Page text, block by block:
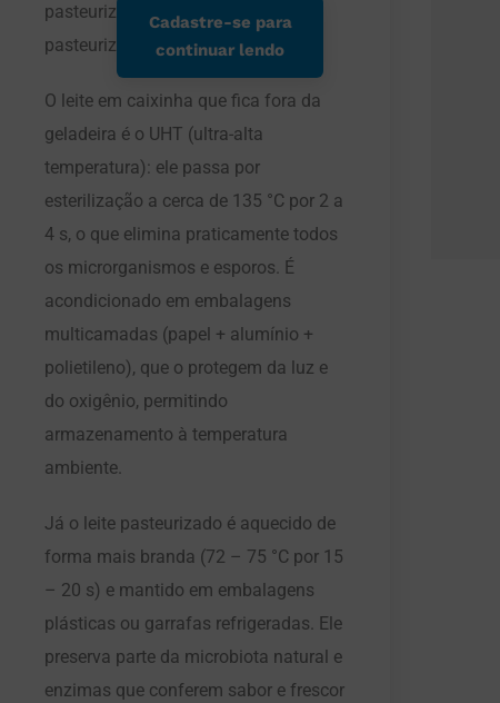
Cadastre-se para
continuar lendo
pasteurizada — e nem todo leite
pasteurizado vem em caixinha.
O leite em caixinha que fica fora da
geladeira é o UHT (ultra-alta
temperatura): ele passa por
esterilização a cerca de 135 °C por 2 a
4 s, o que elimina praticamente todos
os microrganismos e esporos. É
acondicionado em embalagens
multicamadas (papel + alumínio +
polietileno), que o protegem da luz e
do oxigênio, permitindo
armazenamento à temperatura
ambiente.
Já o leite pasteurizado é aquecido de
forma mais branda (72 – 75 °C por 15
– 20 s) e mantido em embalagens
plásticas ou garrafas refrigeradas. Ele
preserva parte da microbiota natural e
enzimas que conferem sabor e frescor